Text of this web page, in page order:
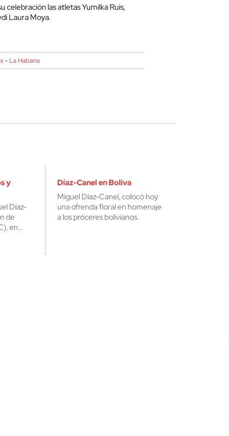
celebración las atletas Yumilka Ruis,
Laura Moya.
- La Habana
y
Díaz-
de
en…
Díaz-Canel en Boliva
Miguel Díaz-Canel, colocó hoy
una ofrenda floral en homenaje
a los próceres bolivianos.